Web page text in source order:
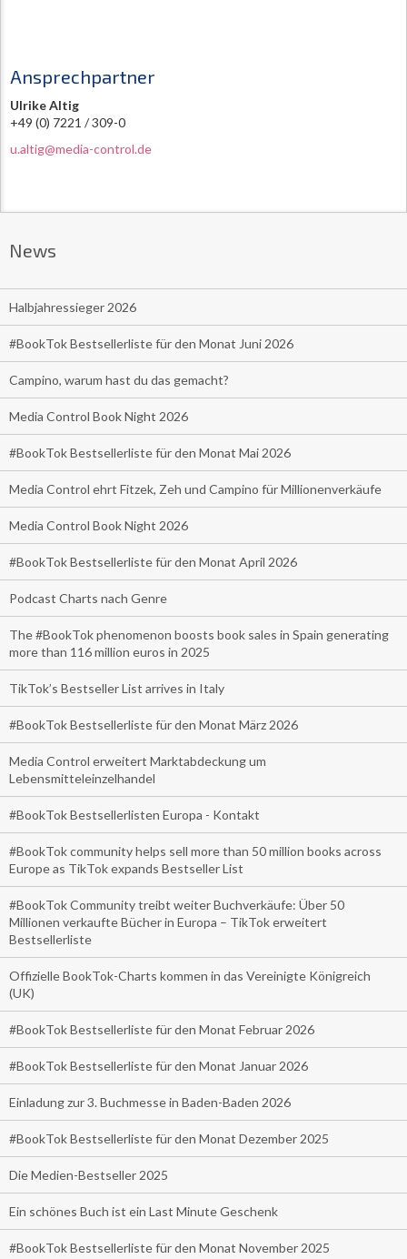
Ansprechpartner
Ulrike Altig
+49 (0) 7221 / 309-0
u.altig@media-control.de
News
Halbjahressieger 2026
#BookTok Bestsellerliste für den Monat Juni 2026
Campino, warum hast du das gemacht?
Media Control Book Night 2026
#BookTok Bestsellerliste für den Monat Mai 2026
Media Control ehrt Fitzek, Zeh und Campino für Millionenverkäufe
Media Control Book Night 2026
#BookTok Bestsellerliste für den Monat April 2026
Podcast Charts nach Genre
The #BookTok phenomenon boosts book sales in Spain generating
more than 116 million euros in 2025
TikTok’s Bestseller List arrives in Italy
#BookTok Bestsellerliste für den Monat März 2026
Media Control erweitert Marktabdeckung um
Lebensmitteleinzelhandel
#BookTok Bestsellerlisten Europa - Kontakt
#BookTok community helps sell more than 50 million books across
Europe as TikTok expands Bestseller List
#BookTok Community treibt weiter Buchverkäufe: Über 50
Millionen verkaufte Bücher in Europa – TikTok erweitert
Bestsellerliste
Offizielle BookTok-Charts kommen in das Vereinigte Königreich
(UK)
#BookTok Bestsellerliste für den Monat Februar 2026
#BookTok Bestsellerliste für den Monat Januar 2026
Einladung zur 3. Buchmesse in Baden-Baden 2026
#BookTok Bestsellerliste für den Monat Dezember 2025
Die Medien-Bestseller 2025
Ein schönes Buch ist ein Last Minute Geschenk
#BookTok Bestsellerliste für den Monat November 2025